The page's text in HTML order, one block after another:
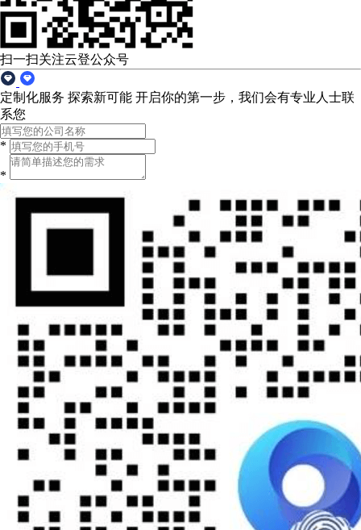
扫一扫关注云登公众号
定制化服务 探索新可能 开启你的第一步，我们会有专业人士联
系您
*
*